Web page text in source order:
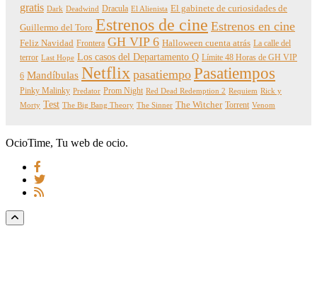
gratis Dark Deadwind Dracula El Alienista El gabinete de curiosidades de
Guillermo del Toro Estrenos de cine Estrenos en cine
Feliz Navidad Frontera GH VIP 6 Halloween cuenta atrás La calle del
terror Last Hope Los casos del Departamento Q Límite 48 Horas de GH VIP
6 Mandíbulas Netflix pasatiempo Pasatiempos
Pinky Malinky Predator Prom Night Red Dead Redemption 2 Requiem Rick y
Morty Test The Big Bang Theory The Sinner The Witcher Torrent Venom
OcioTime, Tu web de ocio.